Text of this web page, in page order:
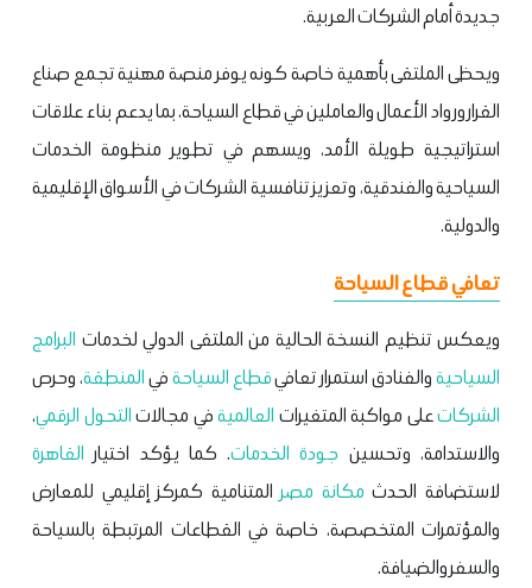
جديدة أمام الشركات العربية.
ويحظى الملتقى بأهمية خاصة كونه يوفر منصة مهنية تجمع صناع
القرار ورواد الأعمال والعاملين في قطاع السياحة، بما يدعم بناء علاقات
استراتيجية طويلة الأمد، ويسهم في تطوير منظومة الخدمات
السياحية والفندقية، وتعزيز تنافسية الشركات في الأسواق الإقليمية
والدولية.
تعافي قطاع السياحة
ويعكس تنظيم النسخة الحالية من الملتقى الدولي لخدمات البرامج
السياحيةوالفنادق استمرار تعافيقطاع السياحةفيالمنطقة، وحرص
الشركاتعلى مواكبة المتغيرات العالميةفي مجالاتالتحول الرقمي،
والاستدامة، وتحسين جودة الخدمات. كما يؤكد اختيار القاهرة
لاستضافة الحدث مكانة مصرالمتنامية كمركز إقليمي للمعارض
والمؤتمرات المتخصصة، خاصة في القطاعات المرتبطة بالسياحة
والسفر والضيافة.